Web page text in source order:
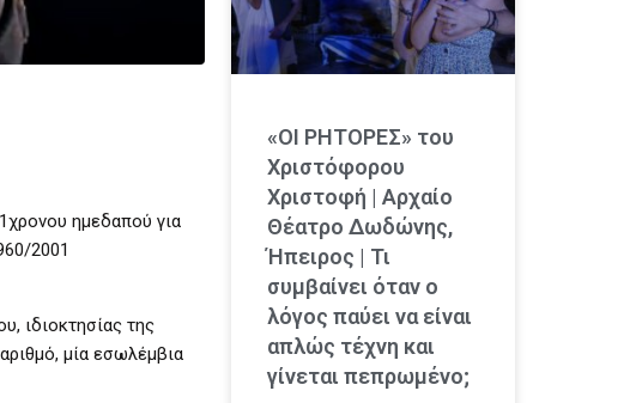
ημεδαπού για
2001
ιδιοκτησίας της
μία εσωλέμβια
«ΟΙ ΡΗΤΟΡΕΣ» του
Χριστόφορου
Χριστοφή | Αρχαίο
Θέατρο Δωδώνης,
Ήπειρος | Τι
συμβαίνει όταν ο
λόγος παύει να είναι
απλώς τέχνη και
γίνεται πεπρωμένο;